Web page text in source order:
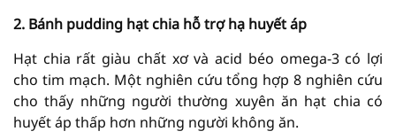
2. Bánh pudding hạt chia hỗ trợ hạ huyết áp
Hạt chia rất giàu chất xơ và acid béo omega-3 có lợi
cho tim mạch. Một nghiên cứu tổng hợp 8 nghiên cứu
cho thấy những người thường xuyên ăn hạt chia có
huyết áp thấp hơn những người không ăn.